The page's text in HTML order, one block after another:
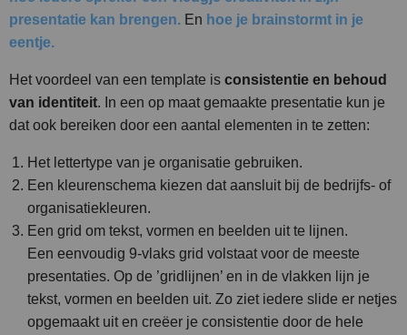
presentatie kan brengen. En hoe je brainstormt in je
eentje.
Het voordeel van een template is consistentie en behoud
van identiteit. In een op maat gemaakte presentatie kun je
dat ook bereiken door een aantal elementen in te zetten:
Het lettertype van je organisatie gebruiken.
Een kleurenschema kiezen dat aansluit bij de bedrijfs- of
organisatiekleuren.
Een grid om tekst, vormen en beelden uit te lijnen.
Een eenvoudig 9-vlaks grid volstaat voor de meeste
presentaties. Op de ’gridlijnen’ en in de vlakken lijn je
tekst, vormen en beelden uit. Zo ziet iedere slide er netjes
opgemaakt uit en creëer je consistentie door de hele